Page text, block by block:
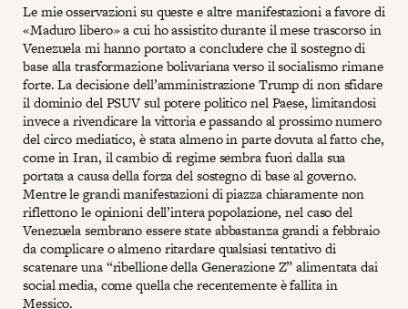
Le mie osservazioni su queste e altre manifestazioni a favore di
«Maduro libero» a cui ho assistito durante il mese trascorso in
Venezuela mi hanno portato a concludere che il sostegno di
base alla trasformazione bolivariana verso il socialismo rimane
forte. La decisione dell’amministrazione Trump di non sfidare
il dominio del PSUV sul potere politico nel Paese, limitandosi
invece a rivendicare la vittoria e passando al prossimo numero
del circo mediatico, è stata almeno in parte dovuta al fatto che,
come in Iran, il cambio di regime sembra fuori dalla sua
portata a causa della forza del sostegno di base al governo.
Mentre le grandi manifestazioni di piazza chiaramente non
riflettono le opinioni dell’intera popolazione, nel caso del
Venezuela sembrano essere state abbastanza grandi a febbraio
da complicare o almeno ritardare qualsiasi tentativo di
scatenare una “ribellione della Generazione Z” alimentata dai
social media, come quella che recentemente è fallita in
Messico.